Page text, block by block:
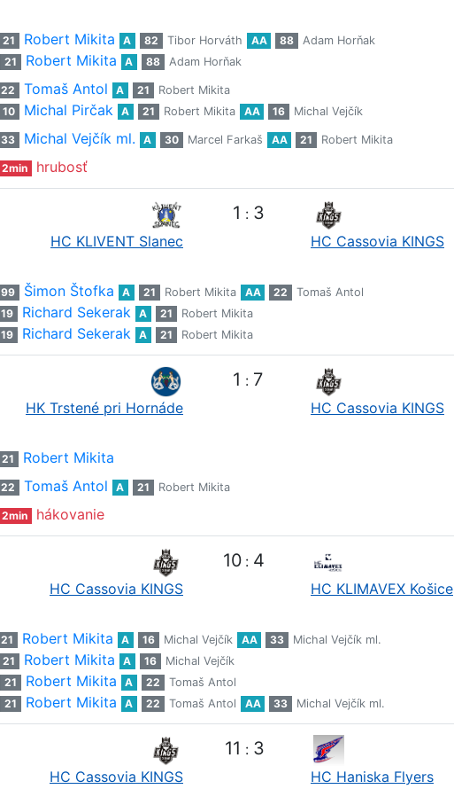
21 Robert Mikita A 82 Tibor Horváth AA 88
Adam Horňak
21 Robert Mikita A 88 Adam Horňak
22 Tomaš Antol A 21
Robert Mikita
10 Michal Pirčak A 21 Robert Mikita AA 16 Michal Vejčík
33 Michal Vejčík ml. A 30 Marcel Farkaš AA 21 Robert Mikita
2min hrubosť
HC KLIVENT Slanec
1 : 3
HC Cassovia KINGS
99 Šimon Štofka A 21 Robert Mikita AA 22
Tomaš Antol
19 Richard Sekerak A 21
Robert Mikita
19 Richard Sekerak A 21 Robert Mikita
HK Trstené pri Hornáde
1 : 7
HC Cassovia KINGS
21 Robert Mikita
22 Tomaš Antol A 21 Robert Mikita
2min hákovanie
HC Cassovia KINGS
10 : 4
HC KLIMAVEX Košice
21 Robert Mikita A 16 Michal Vejčík AA 33
Michal Vejčík ml.
21 Robert Mikita A 16
Michal Vejčík
21 Robert Mikita A 22
Tomaš Antol
21 Robert Mikita A 22 Tomaš Antol AA 33 Michal Vejčík ml.
HC Cassovia KINGS
11 : 3
HC Haniska Flyers